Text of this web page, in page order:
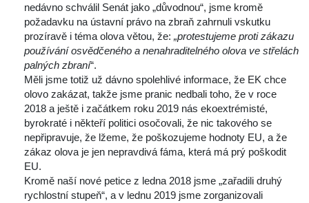
nedávno schválil Senát jako „důvodnou“, jsme kromě
požadavku na ústavní právo na zbraň zahrnuli vskutku
prozíravě i téma olova větou, že: „protestujeme proti zákazu
používání osvědčeného a nenahraditelného olova ve střelách
palných zbraní“.
Měli jsme totiž už dávno spolehlivé informace, že EK chce
olovo zakázat, takže jsme pranic nedbali toho, že v roce
2018 a ještě i začátkem roku 2019 nás ekoextrémisté,
byrokraté i někteří politici osočovali, že nic takového se
nepřipravuje, že lžeme, že poškozujeme hodnoty EU, a že
zákaz olova je jen nepravdivá fáma, která má prý poškodit
EU.
Kromě naší nové petice z ledna 2018 jsme „zařadili druhý
rychlostní stupeň“, a v lednu 2019 jsme zorganizovali